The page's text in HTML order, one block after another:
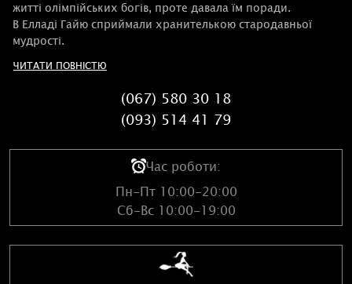
житті олімпійських богів, проте давала їм поради.
В Елладі Гайю сприймали хранителькою стародавньої
мудрості.
ЧИТАТИ ПОВНІСТЮ
(067) 580 30 18
(093) 514 41 79
Час роботи:
Пн-Пт 10:00-20:00
Сб-Вс 10:00-19:00